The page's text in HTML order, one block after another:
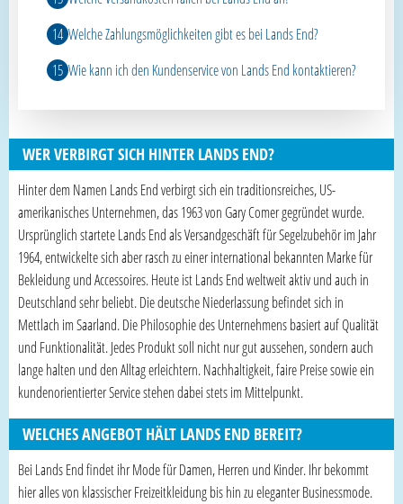
Welche Zahlungsmöglichkeiten gibt es bei Lands End?
Wie kann ich den Kundenservice von Lands End kontaktieren?
WER VERBIRGT SICH HINTER LANDS END?
Hinter dem Namen Lands End verbirgt sich ein traditionsreiches, US-
amerikanisches Unternehmen, das 1963 von Gary Comer gegründet wurde.
Ursprünglich startete Lands End als Versandgeschäft für Segelzubehör im Jahr
1964, entwickelte sich aber rasch zu einer international bekannten Marke für
Bekleidung und Accessoires. Heute ist Lands End weltweit aktiv und auch in
Deutschland sehr beliebt. Die deutsche Niederlassung befindet sich in
Mettlach im Saarland. Die Philosophie des Unternehmens basiert auf Qualität
und Funktionalität. Jedes Produkt soll nicht nur gut aussehen, sondern auch
lange halten und den Alltag erleichtern. Nachhaltigkeit, faire Preise sowie ein
kundenorientierter Service stehen dabei stets im Mittelpunkt.
WELCHES ANGEBOT HÄLT LANDS END BEREIT?
Bei Lands End findet ihr Mode für Damen, Herren und Kinder. Ihr bekommt
hier alles von klassischer Freizeitkleidung bis hin zu eleganter Businessmode.